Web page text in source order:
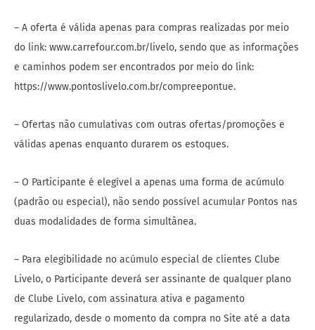
– A oferta é válida apenas para compras realizadas por meio
do link: www.carrefour.com.br/livelo, sendo que as informações
e caminhos podem ser encontrados por meio do link:
https://www.pontoslivelo.com.br/compreepontue.
– Ofertas não cumulativas com outras ofertas/promoções e
válidas apenas enquanto durarem os estoques.
– O Participante é elegível a apenas uma forma de acúmulo
(padrão ou especial), não sendo possível acumular Pontos nas
duas modalidades de forma simultânea.
– Para elegibilidade no acúmulo especial de clientes Clube
Livelo, o Participante deverá ser assinante de qualquer plano
de Clube Livelo, com assinatura ativa e pagamento
regularizado, desde o momento da compra no Site até a data